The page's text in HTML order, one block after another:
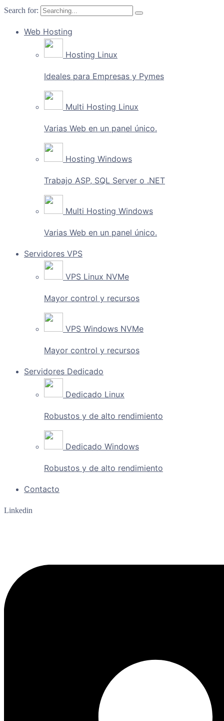
Search for:
Web Hosting
Hosting Linux
Ideales para Empresas y Pymes
Multi Hosting Linux
Varias Web en un panel único.
Hosting Windows
Trabajo ASP, SQL Server o .NET
Multi Hosting Windows
Varias Web en un panel único.
Servidores VPS
VPS Linux NVMe
Mayor control y recursos
VPS Windows NVMe
Mayor control y recursos
Servidores Dedicado
Dedicado Linux
Robustos y de alto rendimiento
Dedicado Windows
Robustos y de alto rendimiento
Contacto
Linkedin